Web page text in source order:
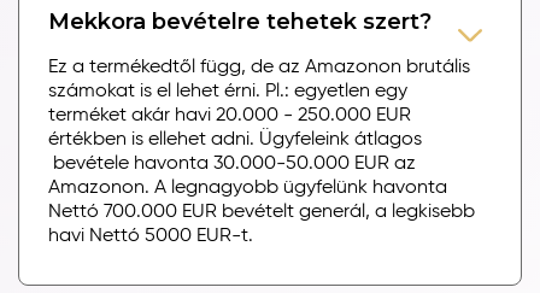
Mekkora bevételre tehetek szert?
Ez a termékedtől függ, de az Amazonon brutális
számokat is el lehet érni. Pl.: egyetlen egy
terméket akár havi 20.000 - 250.000 EUR
értékben is ellehet adni. Ügyfeleink átlagos
bevétele havonta 30.000-50.000 EUR az
Amazonon. A legnagyobb ügyfelünk havonta
Nettó 700.000 EUR bevételt generál, a legkisebb
havi Nettó 5000 EUR-t.